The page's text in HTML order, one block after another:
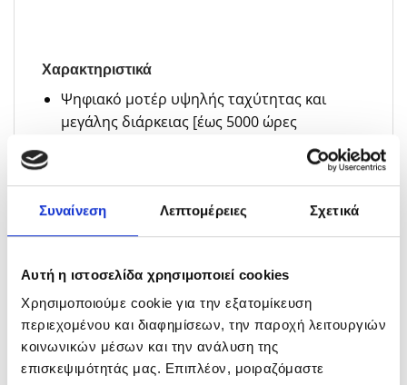
Συναίνεση Λεπτομέρειες Σχετικά
Αυτή η ιστοσελίδα χρησιμοποιεί cookies
Χρησιμοποιούμε cookie για την εξατομίκευση
περιεχομένου και διαφημίσεων, την παροχή λειτουργιών
κοινωνικών μέσων και την ανάλυση της
επισκεψιμότητάς μας. Επιπλέον, μοιραζόμαστε
Χαρακτηριστικά
Ψηφιακό μοτέρ υψηλής ταχύτητας και
μεγάλης διάρκειας [έως 5000 ώρες
2 ρυθμίσεις ταχύτητας [78.000 | 95.000
σ.α.λ.]
Ειδικό κουμπί κρύου αέρα
Η τεχνολογία ιόντων ελέγχει το
φριζάρισμα, για ένα απαλό, λαμπερό
φινίρισμα